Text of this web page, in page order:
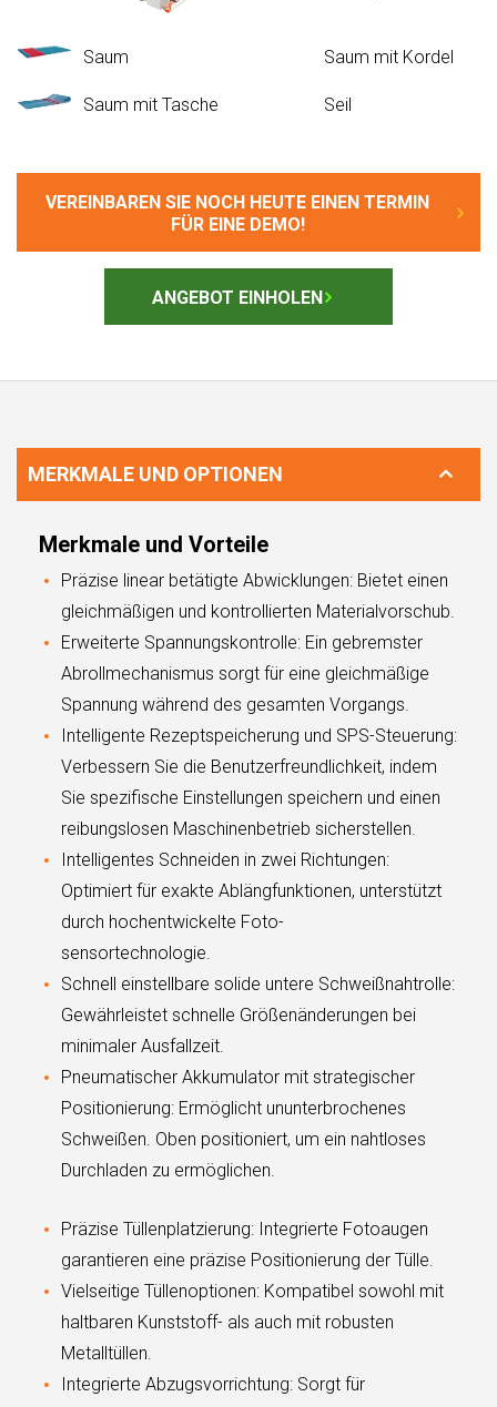
VEREINBAREN SIE NOCH HEUTE EINEN TERMIN
FÜR EINE DEMO!
ANGEBOT EINHOLEN
Saum
Saum mit Tasche
Saum mit Kordel
Seil
MERKMALE UND OPTIONEN
Merkmale und Vorteile
Präzise linear betätigte Abwicklungen: Bietet einen
gleichmäßigen und kontrollierten Materialvorschub.
Erweiterte Spannungskontrolle: Ein gebremster
Abrollmechanismus sorgt für eine gleichmäßige
Spannung während des gesamten Vorgangs.
Intelligente Rezeptspeicherung und SPS-Steuerung:
Verbessern Sie die Benutzerfreundlichkeit, indem
Sie spezifische Einstellungen speichern und einen
reibungslosen Maschinenbetrieb sicherstellen.
Intelligentes Schneiden in zwei Richtungen:
Optimiert für exakte Ablängfunktionen, unterstützt
durch hochentwickelte Foto-
sensortechnologie.
Schnell einstellbare solide untere Schweißnahtrolle:
Gewährleistet schnelle Größenänderungen bei
minimaler Ausfallzeit.
Pneumatischer Akkumulator mit strategischer
Positionierung: Ermöglicht ununterbrochenes
Schweißen. Oben positioniert, um ein nahtloses
Durchladen zu ermöglichen.
Präzise Tüllenplatzierung: Integrierte Fotoaugen
garantieren eine präzise Positionierung der Tülle.
Vielseitige Tüllenoptionen: Kompatibel sowohl mit
haltbaren Kunststoff- als auch mit robusten
Metalltüllen.
Integrierte Abzugsvorrichtung: Sorgt für